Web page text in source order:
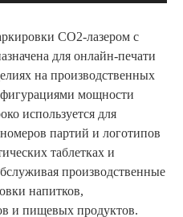
CO2-лазером с
для онлайн-печати
на производственных
мощности
используется для
партий и логотипов
таблетках и
производственные
напитков,
и пищевых продуктов.